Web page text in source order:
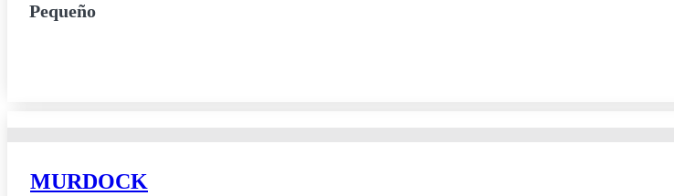
Pequeño
MURDOCK